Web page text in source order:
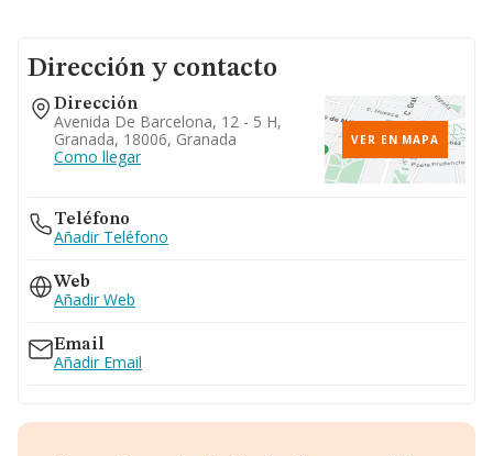
Dirección y contacto
Dirección
Avenida De Barcelona, 12 - 5 H,
Granada, 18006, Granada
Como llegar
VER EN MAPA
Teléfono
Añadir Teléfono
Web
Añadir Web
Email
Añadir Email